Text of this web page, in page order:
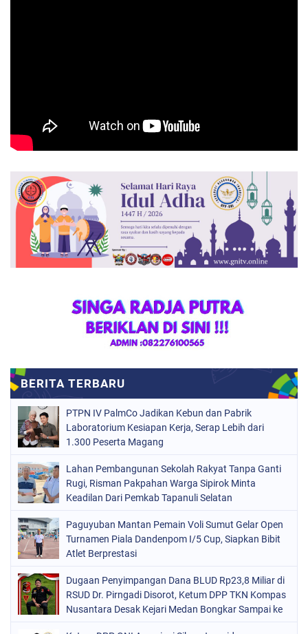
PTPN IV PalmCo Jadikan Kebun dan Pabrik
Laboratorium Kesiapan Kerja, Serap Lebih dari
1.300 Peserta Magang
Lahan Pembangunan Sekolah Rakyat Tanpa Ganti
Rugi, Risman Pakpahan Warga Sipirok Minta
Keadilan Dari Pemkab Tapanuli Selatan
Paguyuban Mantan Pemain Voli Sumut Gelar Open
Turnamen Piala Dandenpom I/5 Cup, Siapkan Bibit
Atlet Berprestasi
Dugaan Penyimpangan Dana BLUD Rp23,8 Miliar di
RSUD Dr. Pirngadi Disorot, Ketum DPP TKN Kompas
Nusantara Desak Kejari Medan Bongkar Sampai ke